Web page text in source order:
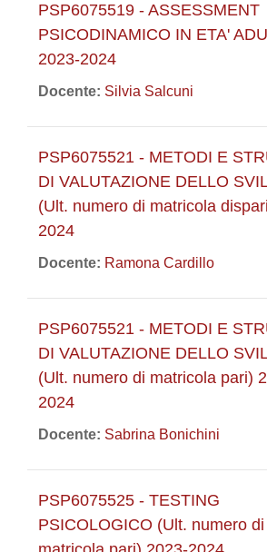
PSP6075519 - ASSESSMENT
PSICODINAMICO IN ETA'
2023-2024
Docente: Silvia Salcuni
PSP6075521 - METODI E
DI VALUTAZIONE DELLO
(Ult. numero di matricola
2024
Docente: Ramona Cardillo
PSP6075521 - METODI E
DI VALUTAZIONE DELLO
(Ult. numero di matricola pari)
2024
Docente: Sabrina Bonichini
PSP6075525 - TESTING
PSICOLOGICO (Ult. numero di